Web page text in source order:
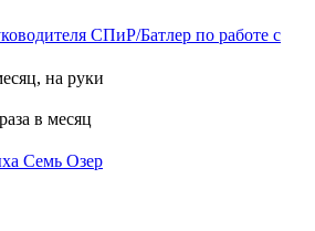
СПиР/Батлер по работе с
на руки
в месяц
Семь Озер